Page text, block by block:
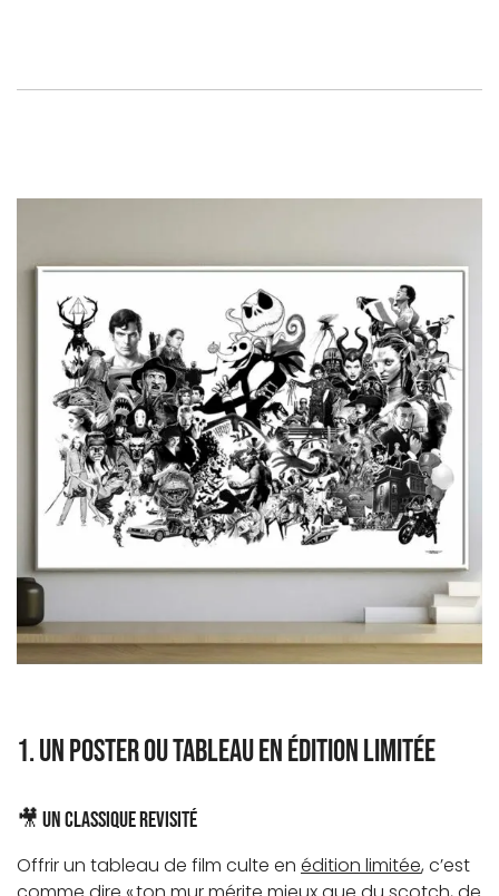
1. Un poster ou tableau en édition limitée
🎥 Un classique revisité
Offrir un tableau de film culte en édition limitée, c’est